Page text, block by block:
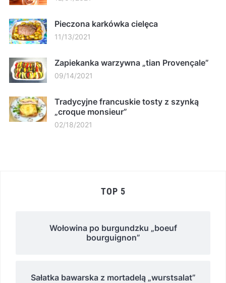
Pieczona karkówka cielęca
11/13/2021
Zapiekanka warzywna „tian Provençale”
09/14/2021
Tradycyjne francuskie tosty z szynką
„croque monsieur”
02/18/2021
TOP 5
Wołowina po burgundzku „boeuf
bourguignon”
Sałatka bawarska z mortadelą „wurstsalat”